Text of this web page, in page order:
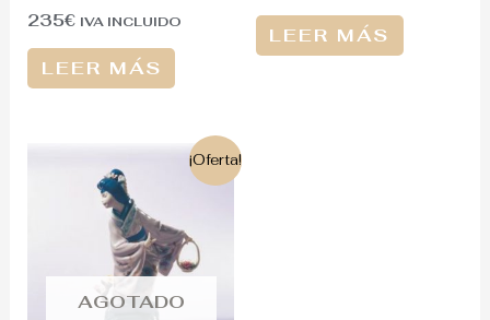
235€ IVA INCLUIDO
LEER MÁS
LEER MÁS
¡Oferta!
AGOTADO
precio
original
era:
1.300€.
precio
es:
430€.